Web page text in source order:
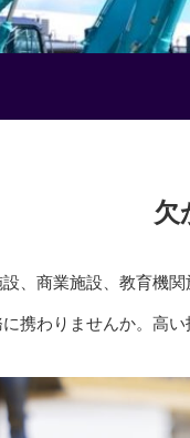
欠
、商業施設、教育機
携わりませんか。高